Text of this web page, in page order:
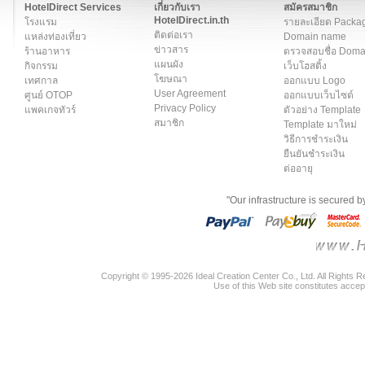
HotelDirect Services
โรงแรม
แหล่งท่องเที่ยว
ร้านอาหาร
กิจกรรม
เทศกาล
ศูนย์ OTOP
แพคเกจทัวร์
เกี่ยวกับเรา
HotelDirect.in.th
ติดต่อเรา
ข่าวสาร
แผนผัง
โฆษณา
User Agreement
Privacy Policy
สมาชิก
สมัครสมาชิก
รายละเอียด
Domain name
ตรวจสอบชื่อ
เว็บโฮสติ้ง
ออกแบบ Logo
ออกแบบเว็บไซต์
ตัวอย่าง Template
Template มาใหม่
วิธีการชำระเงิน
ยืนยันชำระเงิน
ต่ออายุ
"Our infrastructure is secured
Copyright © 1995-2026 Ideal Creation Center Co., Ltd. All Rights
Use of this Web site constitutes